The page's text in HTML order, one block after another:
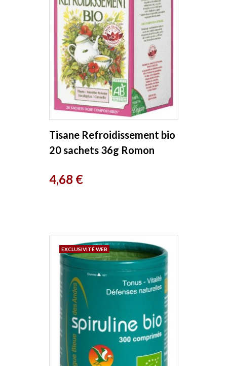
Tisane Refroidissement bio
20 sachets 36g Romon
Prix
4,68 €
EXCLUSIVITÉ WEB